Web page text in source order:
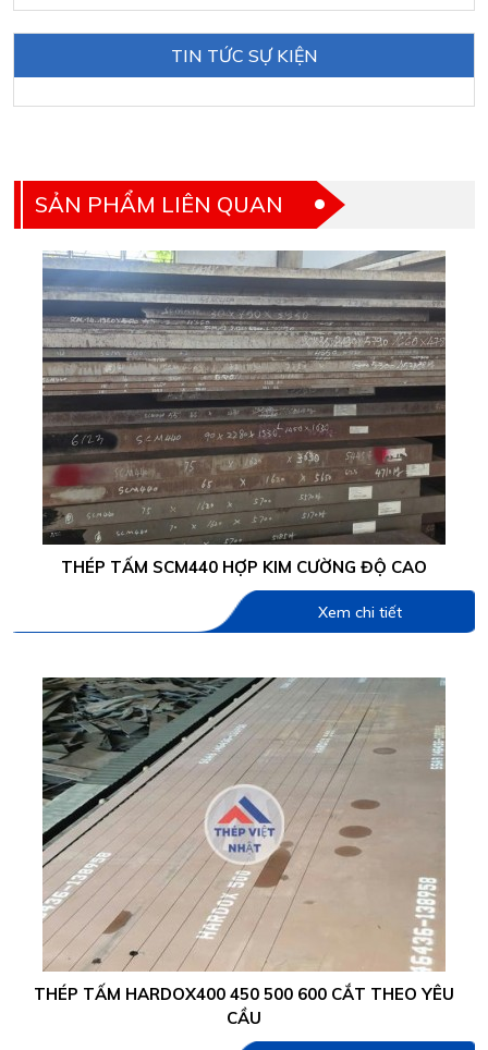
TIN TỨC SỰ KIỆN
SẢN PHẨM LIÊN QUAN
THÉP TẤM SCM440 HỢP KIM CƯỜNG ĐỘ CAO
Xem chi tiết
THÉP TẤM HARDOX400 450 500 600 CẮT THEO YÊU
CẦU